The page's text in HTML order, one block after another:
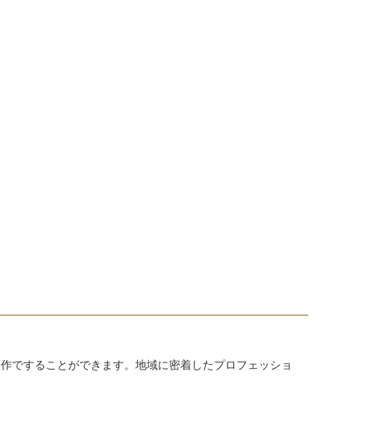
ですることができます。地域に密着したプロフェッショ